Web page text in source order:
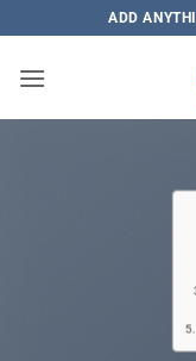
to
content
ADD